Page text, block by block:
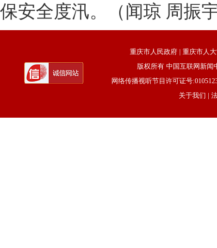
保安全度汛。（闻琼 周振
重庆市人民政府
重庆市人
版权所有 中国互联网新闻
网络传播视听节目许可证号
关于我们 |